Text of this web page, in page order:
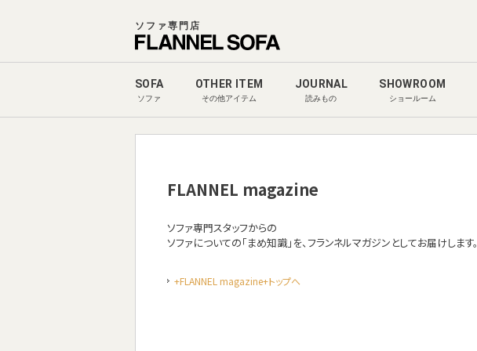
ソファ専門店
SOFA
ソファ
OTHER ITEM
その他アイテム
JOURNAL
読みもの
SHOWROOM
ショールーム
FLANNEL magazine
ソファ専門スタッフからの
ソファについての「まめ知識」を、フランネルマガジンとしてお届けします。
+FLANNEL magazine+トップへ